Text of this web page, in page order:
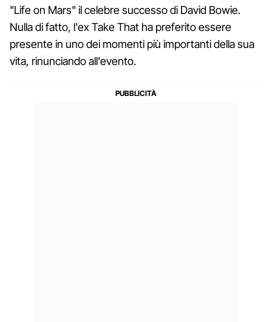
"Life on Mars" il celebre successo di David Bowie.
Nulla di fatto, l'ex Take That ha preferito essere
presente in uno dei momenti più importanti della sua
vita, rinunciando all'evento.